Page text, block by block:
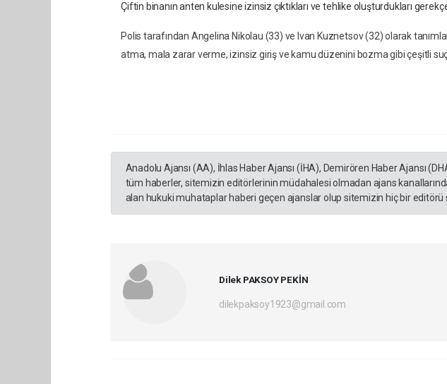
Çiftin binanın anten kulesine izinsiz çıktıkları ve tehlike oluşturdukları
Polis tarafından Angelina Nikolau (33) ve Ivan Kuznetsov (32) olarak
atma, mala zarar verme, izinsiz giriş ve kamu düzenini bozma gibi çeşitli
Anadolu Ajansı (AA), İhlas Haber Ajansı (İHA), Demirören Haber Ajansı
tüm haberler, sitemizin editörlerinin müdahalesi olmadan ajans
alan hukuki muhataplar haberi geçen ajanslar olup sitemizin hiç bir editörü
Dilek PAKSOY PEKİN
dilekpaksoy1923@gmail.com